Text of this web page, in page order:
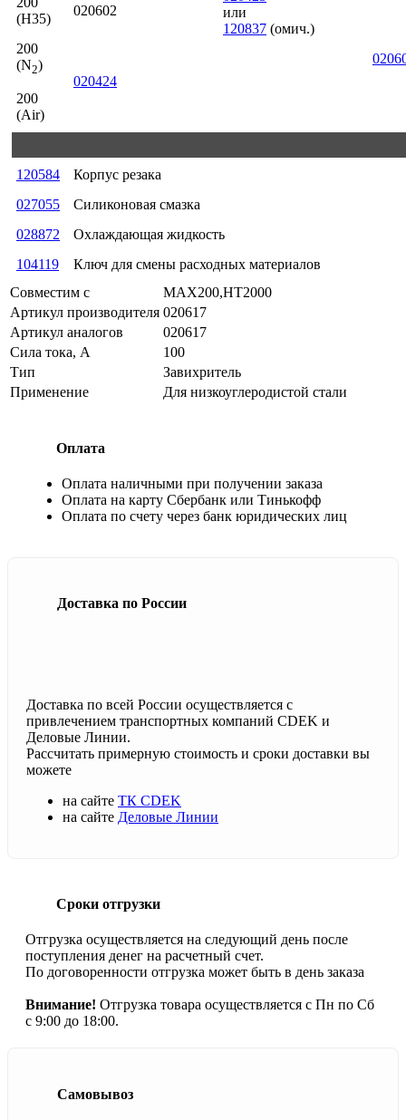
или
120837 (омич.)
(H35)
020602
200
(N2)
020424
200
(Air)
120584
Корпус резака
027055
Силиконовая смазка
028872
Охлаждающая жидкость
104119
Ключ для смены расходных материалов
Совместим с
MAX200,HT2000
Артикул производителя 020617
Артикул аналогов
020617
Сила тока, А
100
Тип
Завихритель
Применение
Для низкоуглеродистой стали
Оплата
Оплата наличными при получении заказа
Оплата на карту Сбербанк или Тинькофф
Оплата по счету через банк юридических лиц
Доставка по России
Доставка по всей России осуществляется с
привлечением транспортных компаний CDEK и
Деловые Линии.
Рассчитать примерную стоимость и сроки доставки вы
можете
на сайте ТК CDEK
на сайте Деловые Линии
Сроки отгрузки
Отгрузка осуществляется на следующий день после
поступления денег на расчетный счет.
По договоренности отгрузка может быть в день заказа
Внимание! Отгрузка товара осуществляется с Пн по Сб
с 9:00 до 18:00.
Самовывоз